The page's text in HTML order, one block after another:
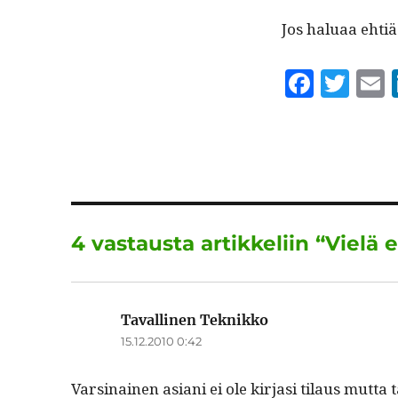
Jos halu­aa
F
b
o
o
k
T
r
4 vastausta artikkeliin “Vielä
Tavallinen Teknikko
15.12.2010 0:42
Varsi­nainen asiani ei ole kir­jasi tilaus mut­ta